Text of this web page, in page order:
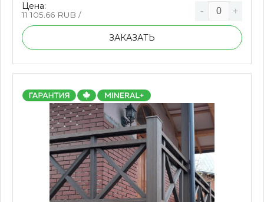
Цена:
11 105.66 RUB / - +
ЗАКАЗАТЬ